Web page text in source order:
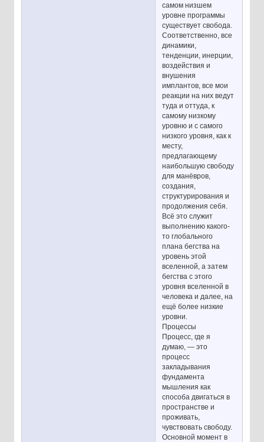
самом низшем
уровне программы
существует свобода.
Соответственно, все
динамики,
тенденции, инерции,
воздействия и
внушения
имплантов, все мои
реакции на них ведут
туда и оттуда, к
самому низкому
уровню и с самого
низкого уровня, как к
месту,
предлагающему
наибольшую свободу
для манёвров,
создания,
структурирования и
продолжения себя.
Всё это служит
выполнению какого-
то глобального
плана бегства на
уровень этой
вселенной, а затем
бегства с этого
уровня вселенной в
человека и далее, на
ещё более низкие
уровни.
Процессы
Процесс, где я
думаю, — это
процесс
закладывания
фундамента
мышления как
способа двигаться в
пространстве и
проживать,
чувствовать свободу.
Основной момент в